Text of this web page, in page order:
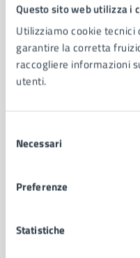
Questo sito web utilizza i
Utilizziamo cookie tecnici
garantire la corretta
raccogliere informazioni
utenti.
delNecessari
Preferenze
Statistiche
Comune di
AMMINISTRAZIONE
Aree amministrative
Uffici
Personale amministrativo
Intranet, posta aziendale e